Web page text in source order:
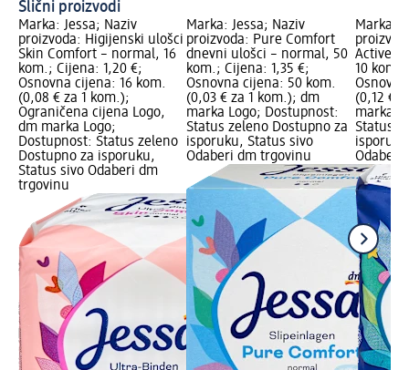
Slični proizvodi
Marka: Jessa; Naziv
proizvoda: Higijenski ulošci
Skin Comfort – normal, 16
kom.; Cijena: 1,20 €;
Osnovna cijena: 16 kom.
(0,08 € za 1 kom.);
Ograničena cijena Logo,
dm marka Logo;
Dostupnost: Status zeleno
Dostupno za isporuku,
Status sivo Odaberi dm
trgovinu
Marka: Jessa; Naziv
proizvoda: Pure Comfort
dnevni ulošci – normal, 50
kom.; Cijena: 1,35 €;
Osnovna cijena: 50 kom.
(0,03 € za 1 kom.); dm
marka Logo; Dostupnost:
Status zeleno Dostupno za
isporuku, Status sivo
Odaberi dm trgovinu
Marka:
Active
10
(0,12 €
marka
Status
Odaberi